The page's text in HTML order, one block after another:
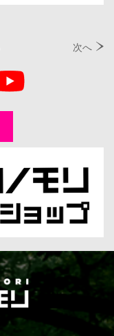
次へ